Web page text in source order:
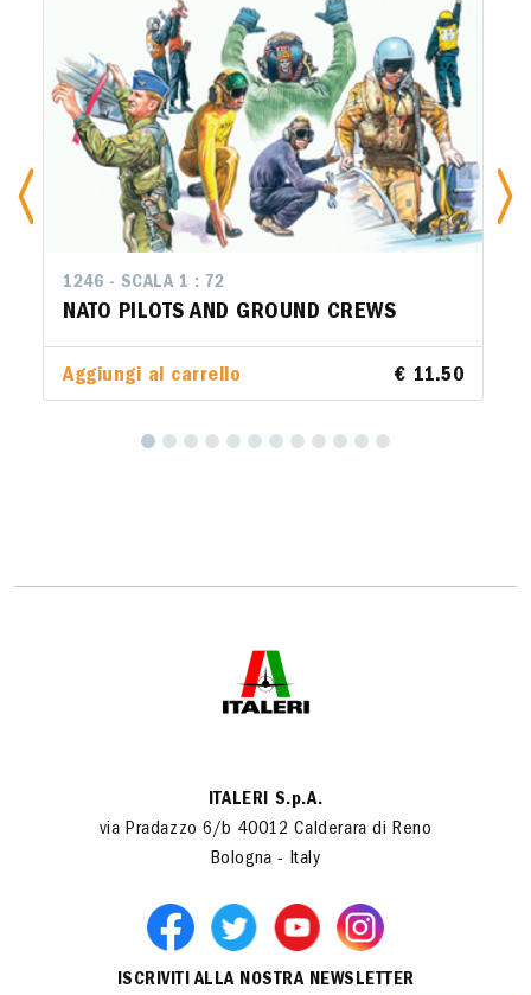
1246 - SCALA 1 : 72
NATO PILOTS AND GROUND CREWS
Aggiungi al carrello € 11.50
ITALERI S.p.A.
via Pradazzo 6/b 40012 Calderara di Reno
Bologna - Italy
ISCRIVITI ALLA NOSTRA NEWSLETTER